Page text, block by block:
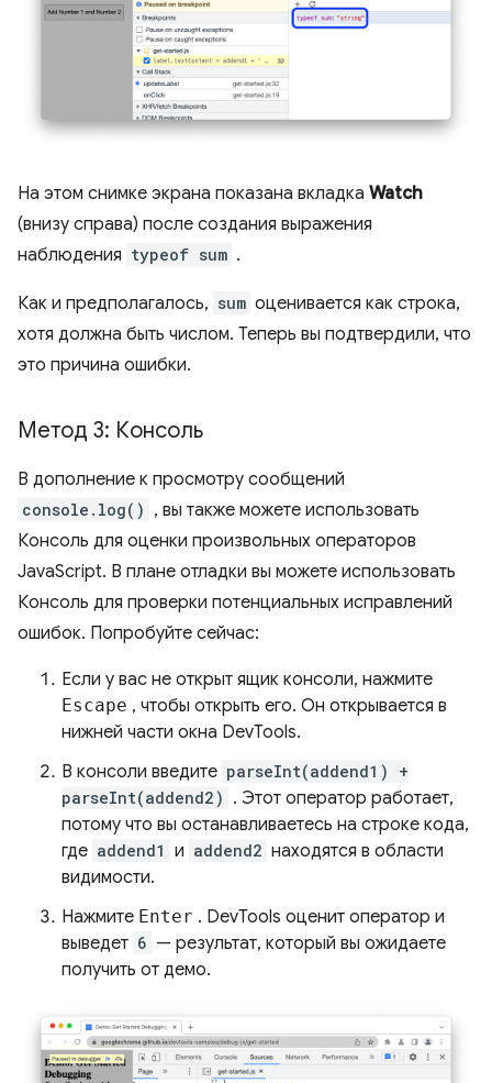
На этом снимке экрана показана вкладка Watch
(внизу справа) после создания выражения
наблюдения typeof sum .
Как и предполагалось, sum оценивается как строка,
хотя должна быть числом. Теперь вы подтвердили, что
это причина ошибки.
Метод 3: Консоль
В дополнение к просмотру сообщений
console.log() , вы также можете использовать
Консоль для оценки произвольных операторов
JavaScript. В плане отладки вы можете использовать
Консоль для проверки потенциальных исправлений
ошибок. Попробуйте сейчас:
Если у вас не открыт ящик консоли, нажмите
Escape , чтобы открыть его. Он открывается в
нижней части окна DevTools.
В консоли введите parseInt(addend1) +
parseInt(addend2) . Этот оператор работает,
потому что вы останавливаетесь на строке кода,
где addend1 и addend2 находятся в области
видимости.
Нажмите Enter . DevTools оценит оператор и
выведет 6 — результат, который вы ожидаете
получить от демо.